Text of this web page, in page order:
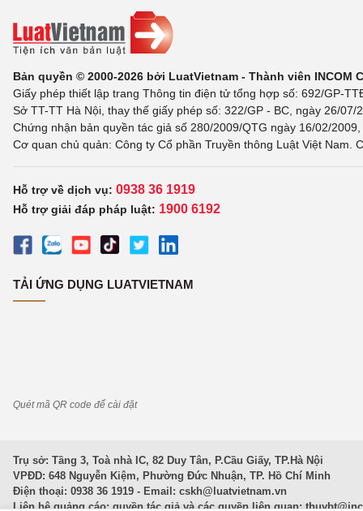
Bản quyền © 2000-2026 bởi LuatVietnam - Thành viên INCOM
Giấy phép thiết lập trang Thông tin điện tử tổng hợp số: 692/GP-
Sở TT-TT Hà Nội, thay thế giấy phép số: 322/GP - BC, ngày 26/
Chứng nhận bản quyền tác giả số 280/2009/QTG ngày 16/02/
Cơ quan chủ quản: Công ty Cổ phần Truyền thông Luật Việt Nam.
Hỗ trợ về dịch vụ: 0938 36 1919
Hỗ trợ giải đáp pháp luật: 1900 6192
TẢI ỨNG DỤNG LUATVIETNAM
Quét mã QR code để cài đặt
Trụ sở: Tầng 3, Toà nhà IC, 82 Duy Tân, P.Cầu Giấy, TP.Hà Nội
VPĐD: 648 Nguyễn Kiệm, Phường Đức Nhuận, TP. Hồ Chí Minh
Điện thoại: 0938 36 1919 - Email: cskh@luatvietnam.vn
Liên hệ quảng cáo; quyền tác giả và các quyền liên quan: